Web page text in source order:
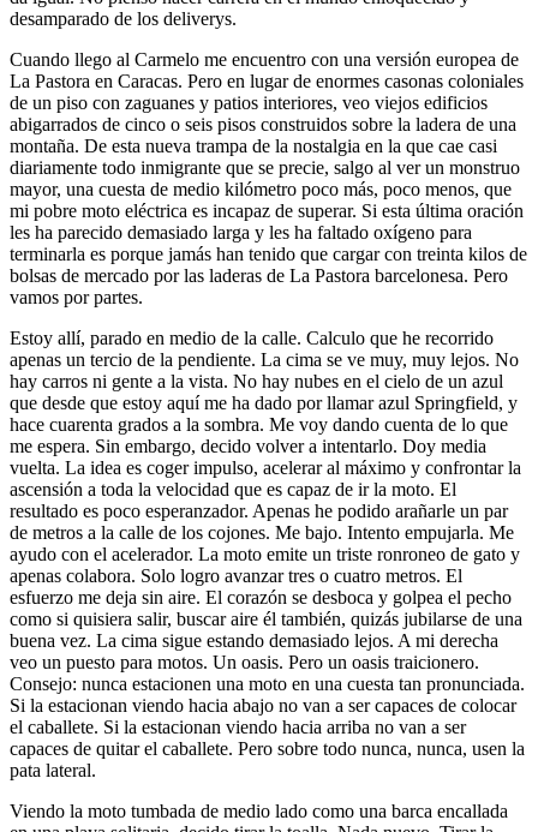
desamparado de los deliverys.
Cuando llego al Carmelo me encuentro con una versión europea de
La Pastora en Caracas. Pero en lugar de enormes casonas coloniales
de un piso con zaguanes y patios interiores, veo viejos edificios
abigarrados de cinco o seis pisos construidos sobre la ladera de una
montaña. De esta nueva trampa de la nostalgia en la que cae casi
diariamente todo inmigrante que se precie, salgo al ver un monstruo
mayor, una cuesta de medio kilómetro poco más, poco menos, que
mi pobre moto eléctrica es incapaz de superar. Si esta última oración
les ha parecido demasiado larga y les ha faltado oxígeno para
terminarla es porque jamás han tenido que cargar con treinta kilos de
bolsas de mercado por las laderas de La Pastora barcelonesa. Pero
vamos por partes.
Estoy allí, parado en medio de la calle. Calculo que he recorrido
apenas un tercio de la pendiente. La cima se ve muy, muy lejos. No
hay carros ni gente a la vista. No hay nubes en el cielo de un azul
que desde que estoy aquí me ha dado por llamar azul Springfield, y
hace cuarenta grados a la sombra. Me voy dando cuenta de lo que
me espera. Sin embargo, decido volver a intentarlo. Doy media
vuelta. La idea es coger impulso, acelerar al máximo y confrontar la
ascensión a toda la velocidad que es capaz de ir la moto. El
resultado es poco esperanzador. Apenas he podido arañarle un par
de metros a la calle de los cojones. Me bajo. Intento empujarla. Me
ayudo con el acelerador. La moto emite un triste ronroneo de gato y
apenas colabora. Solo logro avanzar tres o cuatro metros. El
esfuerzo me deja sin aire. El corazón se desboca y golpea el pecho
como si quisiera salir, buscar aire él también, quizás jubilarse de una
buena vez. La cima sigue estando demasiado lejos. A mi derecha
veo un puesto para motos. Un oasis. Pero un oasis traicionero.
Consejo: nunca estacionen una moto en una cuesta tan pronunciada.
Si la estacionan viendo hacia abajo no van a ser capaces de colocar
el caballete. Si la estacionan viendo hacia arriba no van a ser
capaces de quitar el caballete. Pero sobre todo nunca, nunca, usen la
pata lateral.
Viendo la moto tumbada de medio lado como una barca encallada